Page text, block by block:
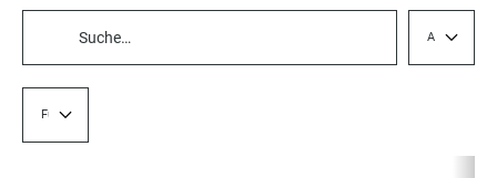
TABELLENFILTER
AG
Funktion